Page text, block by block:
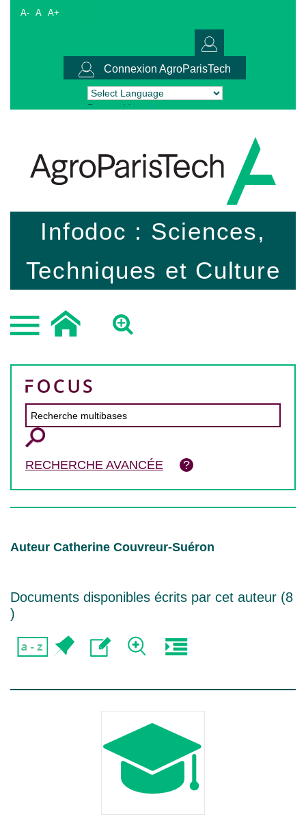
A- A A+
Connexion AgroParisTech
Powered by Translate
Infodoc : Sciences,
Techniques et Culture
RECHERCHE AVANCÉE
Auteur Catherine Couvreur-Suéron
Documents disponibles écrits par cet auteur (8
)